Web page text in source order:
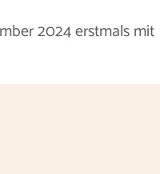
2024 erstmals mit